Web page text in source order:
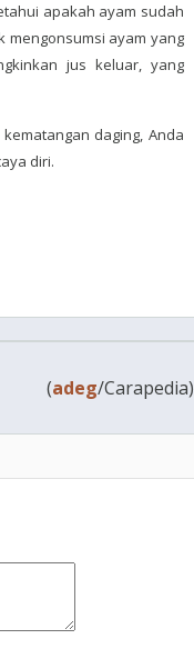
apakah ayam sudah
mengonsumsi ayam yang
jus keluar, yang
daging, Anda
diri.
(adeg/Carapedia)